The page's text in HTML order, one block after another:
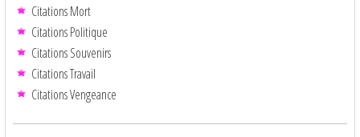
Citations Mort
Citations Politique
Citations Souvenirs
Citations Travail
Citations Vengeance